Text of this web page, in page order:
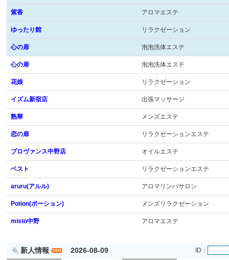
紫香 アロマエステ
ゆったり館 リラクゼーション
心の扉 泡泡洗体エステ
心の扉 泡泡洗体エステ
花娘 リラクゼーション
イズム新宿店 出張マッサージ
熟華 メンズエステ
恋の扉 リラクゼーションエステ
プロヴァンス中野店 オイルエステ
ベスト リラクゼーションエステ
aruru(アルル) アロマリンパサロン
Potion(ポーション) メンズリラクゼーション
misto中野 アロマエステ
新人情報 2026-08-09
ID：